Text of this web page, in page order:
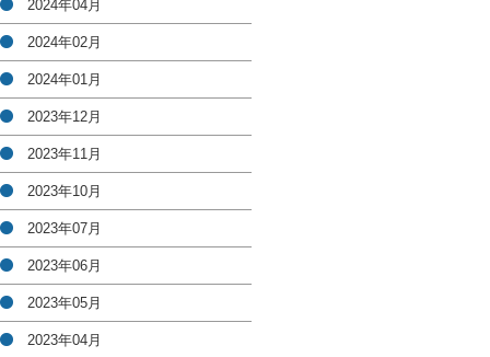
2024年04月
2024年02月
2024年01月
2023年12月
2023年11月
2023年10月
2023年07月
2023年06月
2023年05月
2023年04月